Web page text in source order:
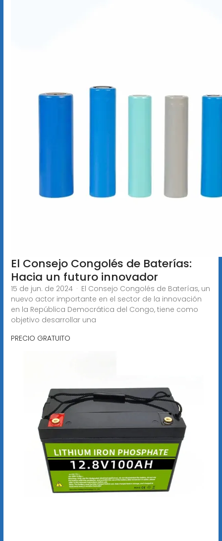
El Consejo Congolés de Baterías:
Hacia un futuro innovador
15 de jun. de 2024 · El Consejo Congolés de Baterías, un
nuevo actor importante en el sector de la innovación
en la República Democrática del Congo, tiene como
objetivo desarrollar una
PRECIO GRATUITO